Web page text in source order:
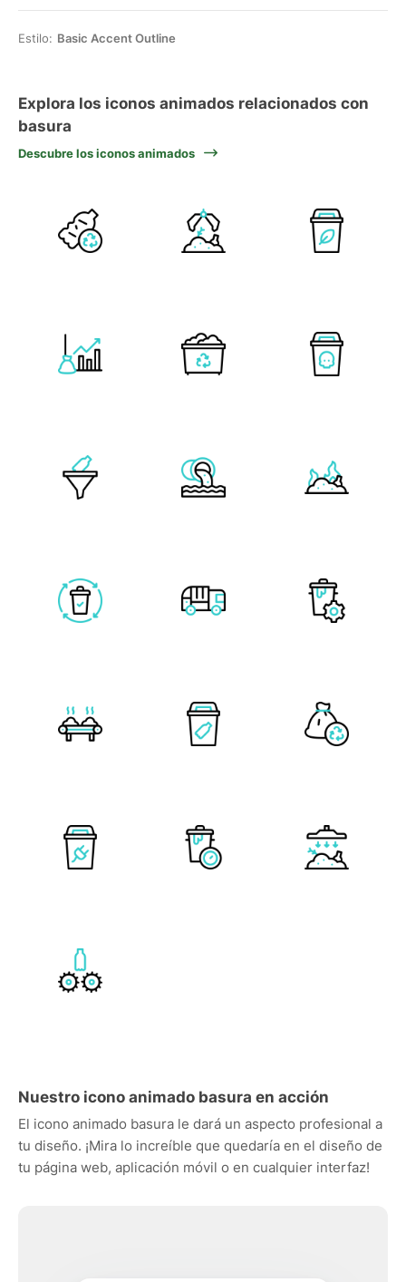
Estilo: Basic Accent Outline
Explora los iconos animados relacionados con
basura
Descubre los iconos animados
Nuestro icono animado basura en acción
El icono animado basura le dará un aspecto profesional a
tu diseño. ¡Mira lo increíble que quedaría en el diseño de
tu página web, aplicación móvil o en cualquier interfaz!